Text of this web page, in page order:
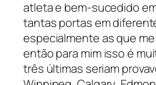
atleta e bem-sucedido
tantas portas em
especialmente as que
então para mim isso é
três últimas seriam